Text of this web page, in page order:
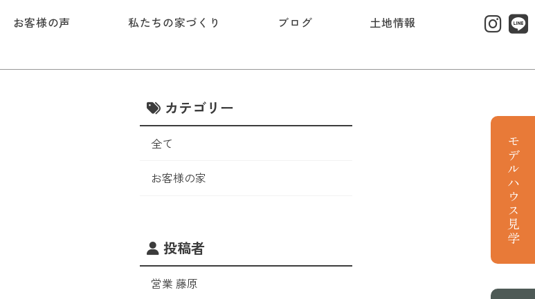
お客様の声 私たちの家づくり ブログ 土地情報
カテゴリー
全て
お客様の家
投稿者
営業 藤原
モデルハウス見学